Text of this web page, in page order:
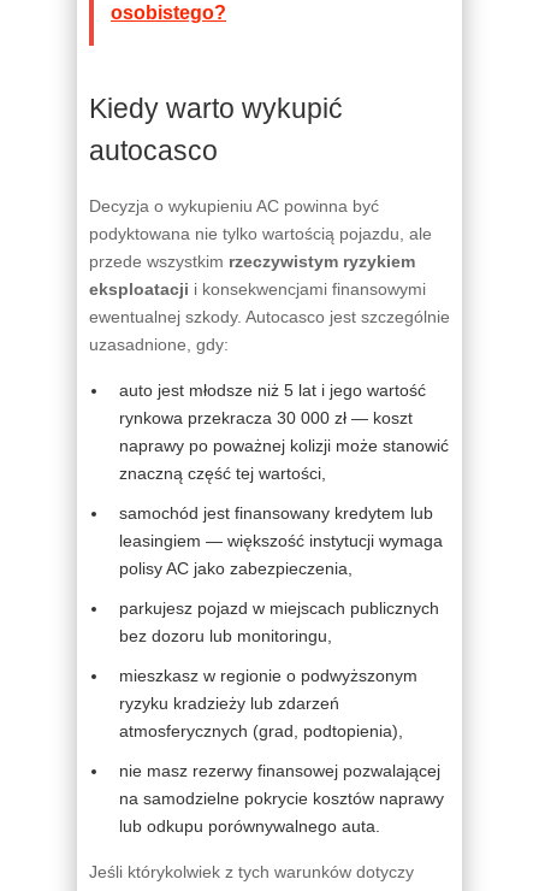
osobistego?
Kiedy warto wykupić
autocasco
Decyzja o wykupieniu AC powinna być
podyktowana nie tylko wartością pojazdu, ale
przede wszystkim rzeczywistym ryzykiem
eksploatacji i konsekwencjami finansowymi
ewentualnej szkody. Autocasco jest szczególnie
uzasadnione, gdy:
auto jest młodsze niż 5 lat i jego wartość
rynkowa przekracza 30 000 zł — koszt
naprawy po poważnej kolizji może stanowić
znaczną część tej wartości,
samochód jest finansowany kredytem lub
leasingiem — większość instytucji wymaga
polisy AC jako zabezpieczenia,
parkujesz pojazd w miejscach publicznych
bez dozoru lub monitoringu,
mieszkasz w regionie o podwyższonym
ryzyku kradzieży lub zdarzeń
atmosferycznych (grad, podtopienia),
nie masz rezerwy finansowej pozwalającej
na samodzielne pokrycie kosztów naprawy
lub odkupu porównywalnego auta.
Jeśli którykolwiek z tych warunków dotyczy